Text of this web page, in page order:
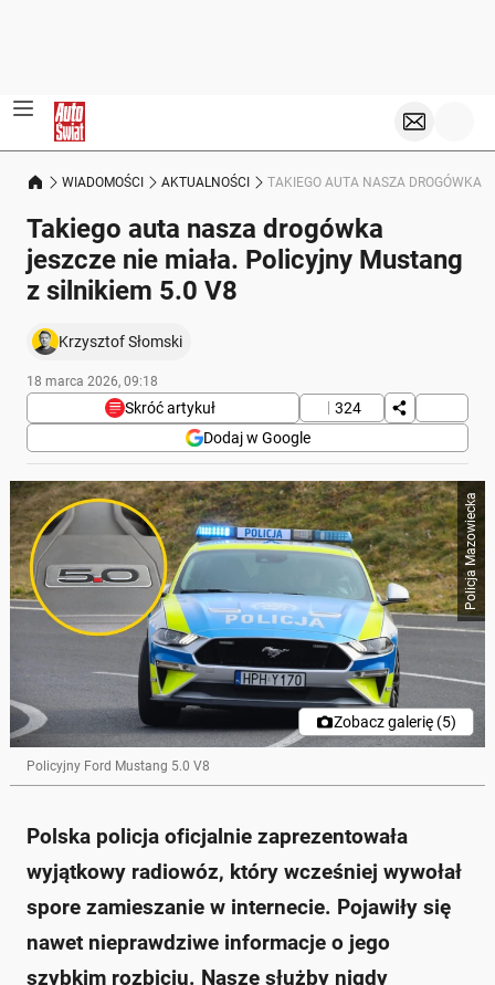
WIADOMOŚCI AKTUALNOŚCI TAKIEGO AUTA NASZA DROGÓWKA
Takiego auta nasza drogówka
jeszcze nie miała. Policyjny Mustang
z silnikiem 5.0 V8
Krzysztof Słomski
18 marca 2026, 09:18
Skróć artykuł
324
Dodaj w Google
Poniżej streszczenie artykułu:
Skrót przygotowany przez Onet Czat z AI, może zawierać błędy.
Polska policja zaprezentowała nowy radiowóz: Ford
Mustang z silnikiem V8.
Samochód został skonfiskowany od kierowcy
prowadzącego pod wpływem alkoholu, więc nie
kosztował państwa nic.
Mustang GT z 2018 roku ma moc 450 KM i
przyspiesza do 100 km/h w mniej niż 5 sekund.
Pojazd przeszedł techniczną analizę i trafił do
Komendy Wojewódzkiej Policji w Radomiu.
Historia samochodu zaczęła się w kwietniu 2025
we krwi.
Policja Mazowiecka
Zobacz galerię (5)
Policyjny Ford Mustang 5.0 V8
Polska policja oficjalnie zaprezentowała
wyjątkowy radiowóz, który wcześniej wywołał
spore zamieszanie w internecie. Pojawiły się
nawet nieprawdziwe informacje o jego
szybkim rozbiciu. Nasze służby nigdy